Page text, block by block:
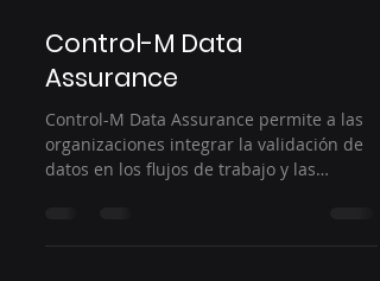
Control-M Data
Assurance
Control-M Data Assurance permite a las
organizaciones integrar la validación de
datos en los flujos de trabajo y las